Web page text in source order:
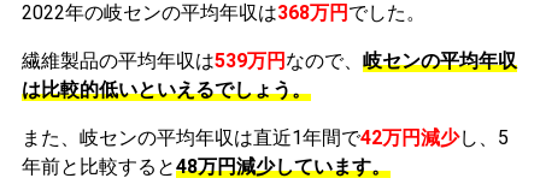
2022年の岐センの平均年収は368万円 でした。
繊維製品の平均年収は539万円 なので、 岐センの平均年収
は比較的低いといえるでしょう。
また、岐センの平均年収は直近1年間で42万円減少し、5
年前と比較すると48万円減少しています。